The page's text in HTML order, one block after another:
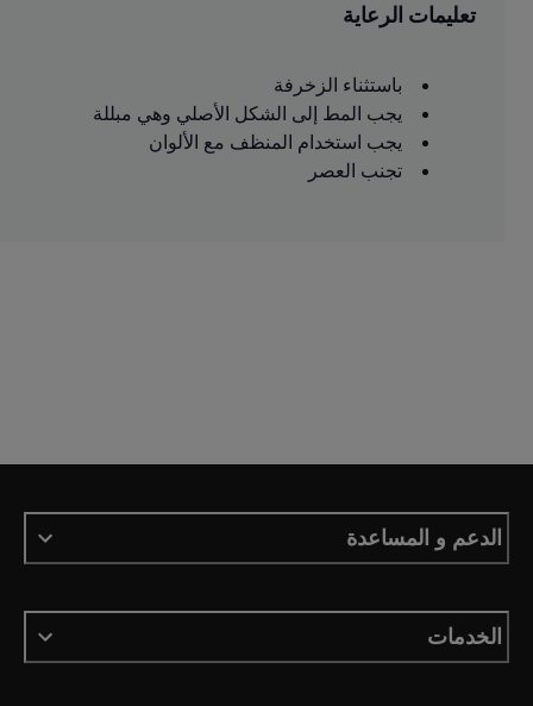
تعليمات الرعاية
باستثناء الزخرفة
يجب المط إلى الشكل الأصلي وهي مبللة
يجب استخدام المنظف مع الألوان
تجنب العصر
الدعم و المساعدة
الخدمات